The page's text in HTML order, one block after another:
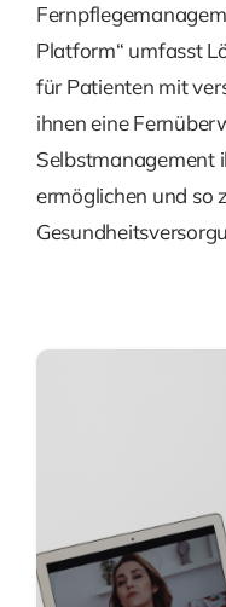
Platform“ umfasst
für Patienten mit
ihnen eine
Selbstmanagement
ermöglichen und so